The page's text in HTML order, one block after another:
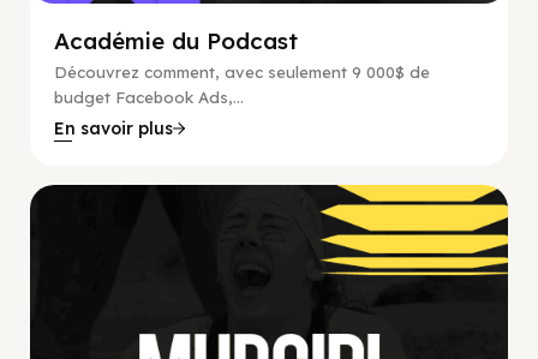
Académie du Podcast
Découvrez comment, avec seulement 9 000$ de
budget Facebook Ads,...
En savoir plus
E-commerce, Événement